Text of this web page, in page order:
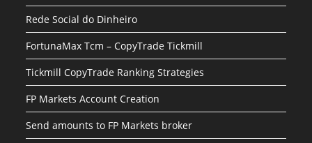
Rede Social do Dinheiro
FortunaMax Tcm – CopyTrade Tickmill
Tickmill CopyTrade Ranking Strategies
FP Markets Account Creation
Send amounts to FP Markets broker